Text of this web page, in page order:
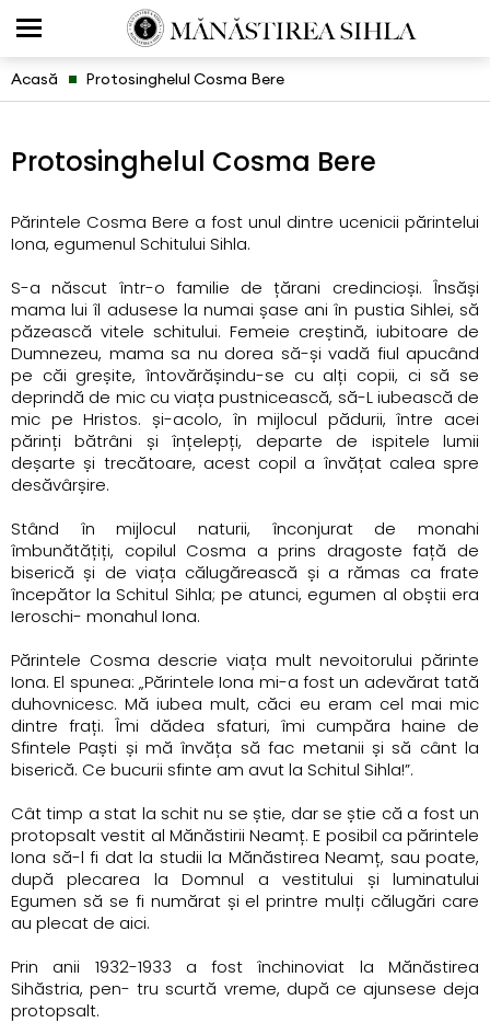
Acasă Protosinghelul Cosma Bere
Protosinghelul Cosma Bere
Părintele Cosma Bere a fost unul dintre ucenicii părintelui
Iona, egumenul Schitului Sihla.
S-a născut într-o familie de țărani credincioși. Însăși
mama lui îl adusese la numai șase ani în pustia Sihlei, să
păzească vitele schitului. Femeie creștină, iubitoare de
Dumnezeu, mama sa nu dorea să-și vadă fiul apucând
pe căi greșite, întovărășindu-se cu alți copii, ci să se
deprindă de mic cu viața pustnicească, să-L iubească de
mic pe Hristos. și-acolo, în mijlocul pădurii, între acei
părinți bătrâni și înțelepți, departe de ispitele lumii
deșarte și trecătoare, acest copil a învățat calea spre
desăvârșire.
Stând în mijlocul naturii, înconjurat de monahi
îmbunătățiți, copilul Cosma a prins dragoste față de
biserică și de viața călugărească și a rămas ca frate
începător la Schitul Sihla; pe atunci, egumen al obștii era
Ieroschi- monahul Iona.
Părintele Cosma descrie viața mult nevoitorului părinte
Iona. El spunea: „Părintele Iona mi-a fost un adevărat tată
duhovnicesc. Mă iubea mult, căci eu eram cel mai mic
dintre frați. Îmi dădea sfaturi, îmi cumpăra haine de
Sfintele Paști și mă învăța să fac metanii și să cânt la
biserică. Ce bucurii sfinte am avut la Schitul Sihla!”.
Cât timp a stat la schit nu se știe, dar se știe că a fost un
protopsalt vestit al Mănăstirii Neamț. E posibil ca părintele
Iona să-l fi dat la studii la Mănăstirea Neamț, sau poate,
după plecarea la Domnul a vestitului și luminatului
Egumen să se fi numărat și el printre mulți călugări care
au plecat de aici.
Prin anii 1932-1933 a fost închinoviat la Mănăstirea
Sihăstria, pen- tru scurtă vreme, după ce ajunsese deja
protopsalt.